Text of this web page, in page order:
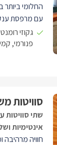
סוויטות
שתי
אינטימיות
חוויה
החלומי
עם מרפסת
לזוגות והן
ג'קוזי ענק,
גקוזי
פנורמי,